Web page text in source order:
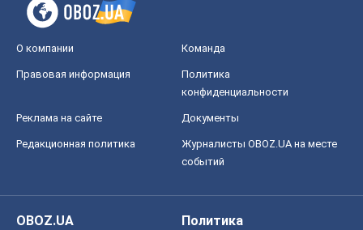
О компании Команда
Правовая информация
Политика
конфиденциальности
Реклама на сайте Документы
Редакционная политика
Журналисты OBOZ.UA на месте
событий
OBOZ.UA
Политика